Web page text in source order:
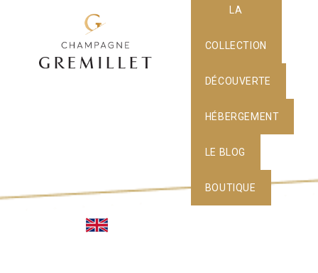
LA
COLLECTION
DÉCOUVERTE
HÉBERGEMENT
LE BLOG
BOUTIQUE